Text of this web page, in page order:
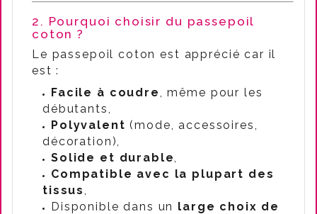
2. Pourquoi choisir du passepoil
coton ?
Le passepoil coton est apprécié car il
est :
Facile à coudre
, même pour les
débutants,
Polyvalent (mode, accessoires,
décoration),
Solide et durable
Compatible avec la plupart des
tissus
Disponible dans un large choix de